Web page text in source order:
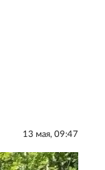
13 мая, 09:47